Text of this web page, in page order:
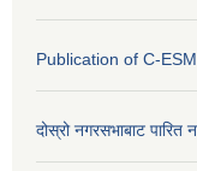
Publication of C-
दोस्रो नगरसभाबाट